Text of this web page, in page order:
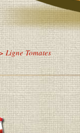
Ligne Tomates